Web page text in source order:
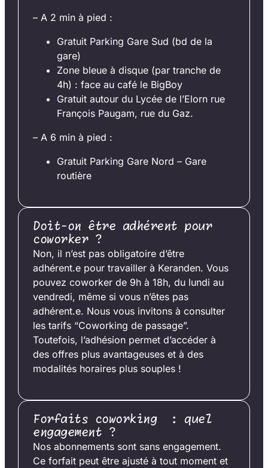
– A 2 min à pied :
Gratuit Parking Gare Sud (bd de la
gare)
Zone bleue à disque (par tranche de
4h) : face au café le BigBoy
Gratuit autour du Lycée de l’Elorn rue
François Paugam, rue du Gaz.
– A 6 min à pied :
Gratuit Parking Gare Nord – Gare
routière
Doit-on être adhérent pour
coworker ?
Non, il n’est pas obligatoire d’être
adhérent.e pour travailler à Keranden. Vous
pouvez coworker de 9h à 18h, du lundi au
vendredi, même si vous n’êtes pas
adhérent.e. Nous vous invitons à consulter
les tarifs “Coworking de passage”.
Toutefois, l’adhésion permet d’accéder à
des offres plus avantageuses et à des
modalités horaires plus souples !
Forfaits coworking : quel
engagement ?
Nos abonnements sont sans engagement.
Ce forfait peut être ajusté à tout moment et